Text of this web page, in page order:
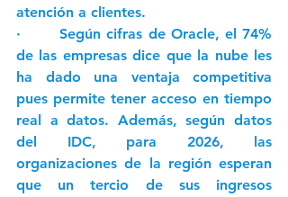
atención a clientes.
·       Según cifras de Oracle, el 74%
de las empresas dice que la nube les
ha dado una ventaja competitiva
pues permite tener acceso en tiempo
real a datos. Además, según datos
del IDC, para 2026, las
organizaciones de la región esperan
que un tercio de sus ingresos